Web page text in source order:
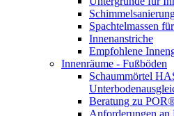
Spachtelmassen
Innenanstriche
Empfohlene
Innenräume - Fußböden
Schaummörtel
Beratung zu